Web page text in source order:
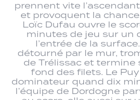
prennent vite
et provoquent la
Loïc Dufau ouvre le
minutes de jeu sur un
l’entrée de la
détourné par le mur,
de Trélissac et termine
fond des filets. Le
dominateur quand dix
l’équipe de Dordogne